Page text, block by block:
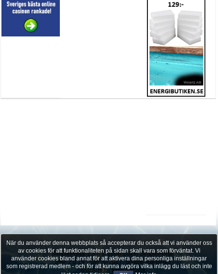
SimplePortal 2.3.8 © 2008-2026, SimplePortal
SMF 2.0.19|SMF © 2017,Simple Machines
SMFAdsforFree Forums
När du använder denna webbplats så accepterar du också att vi använder oss
av cookies för att funktionaliteten på sidan skall vara som förväntat. Vi
använder cookies bland annat för att aktivera dina personliga inställningar
som registrerad medlem - och för att kunna avgöra vilka inlägg du läst och inte